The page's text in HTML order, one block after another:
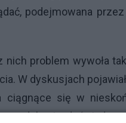
podejmowana
problem wywoła
W dyskusjach
się w
zdobycie